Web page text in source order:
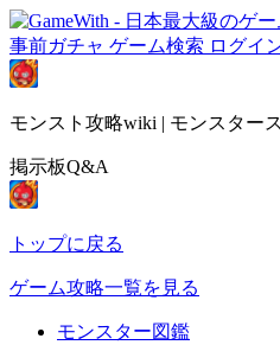
事前ガチャ ゲーム検索 ログイ
モンスト攻略wiki | モンスター
掲示板Q&A
トップに戻る
ゲーム攻略一覧を見る
モンスター図鑑